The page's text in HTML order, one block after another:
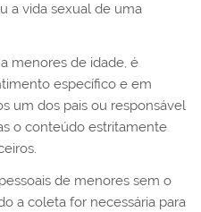
a vida sexual de uma
menores de idade, é
específico e em
um dos pais ou responsável
o conteúdo estritamente
de menores sem o
a coleta for necessária para